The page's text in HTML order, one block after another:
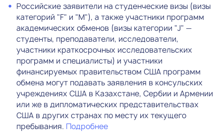
Российские заявители на студенческие визы (визы
категорий "F" и "M"), а также участники программ
академических обменов (визы категории "J" —
студенты, преподаватели, исследователи,
участники краткосрочных исследовательских
программ и специалисты) и участники
финансируемых правительством США программ
обмена могут подавать заявления в консульских
учреждениях США в Казахстане, Сербии и Армении
или же в дипломатических представительствах
США в других странах по месту их текущего
пребывания. Подробнее